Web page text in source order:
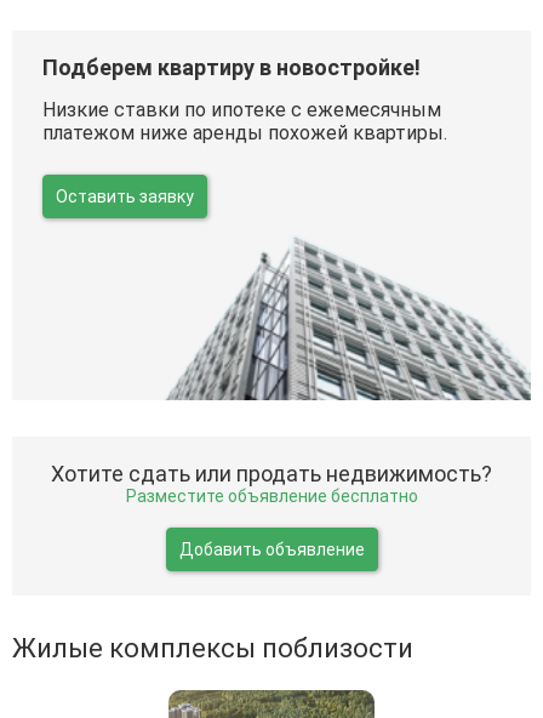
Подберем квартиру в новостройке!
Низкие ставки по ипотеке с ежемесячным
платежом ниже аренды похожей квартиры.
Оставить заявку
Хотите сдать или продать недвижимость?
Разместите объявление бесплатно
Добавить объявление
Жилые комплексы поблизости